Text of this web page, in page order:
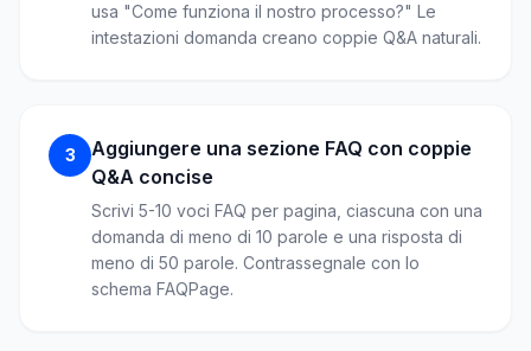
usa "Come funziona il nostro processo?" Le
intestazioni domanda creano coppie Q&A naturali.
3
Aggiungere una sezione FAQ con coppie
Q&A concise
Scrivi 5-10 voci FAQ per pagina, ciascuna con una
domanda di meno di 10 parole e una risposta di
meno di 50 parole. Contrassegnale con lo
schema FAQPage.